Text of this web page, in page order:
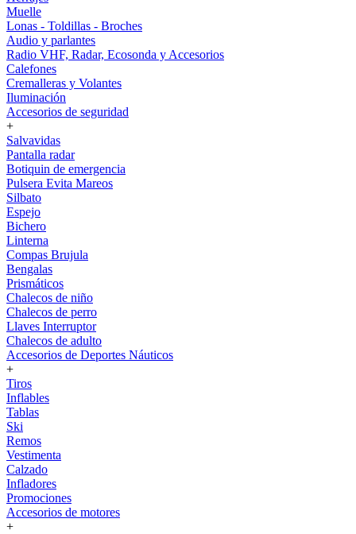
Muelle
Lonas - Toldillas - Broches
Audio y parlantes
Radio VHF, Radar, Ecosonda y Accesorios
Calefones
Cremalleras y Volantes
Iluminación
Accesorios de seguridad
+
Salvavidas
Pantalla radar
Botiquin de emergencia
Pulsera Evita Mareos
Silbato
Espejo
Bichero
Linterna
Compas Brujula
Bengalas
Prismáticos
Chalecos de niño
Chalecos de perro
Llaves Interruptor
Chalecos de adulto
Accesorios de Deportes Náuticos
+
Tiros
Inflables
Tablas
Ski
Remos
Vestimenta
Calzado
Infladores
Promociones
Accesorios de motores
+